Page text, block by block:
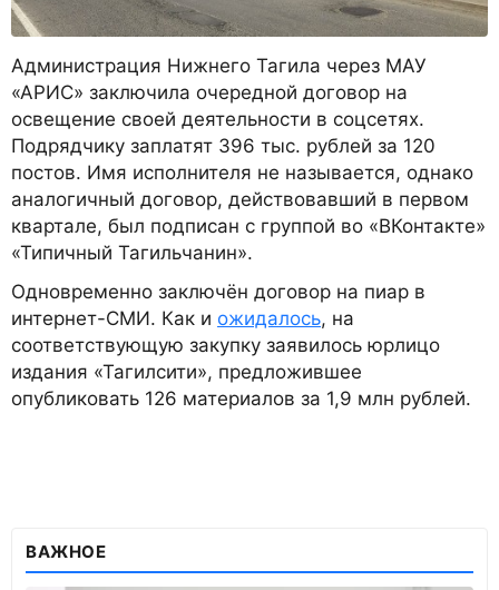
Администрация Нижнего Тагила через МАУ
«АРИС» заключила очередной договор на
освещение своей деятельности в соцсетях.
Подрядчику заплатят 396 тыс. рублей за 120
постов. Имя исполнителя не называется, однако
аналогичный договор, действовавший в первом
квартале, был подписан с группой во «ВКонтакте»
«Типичный Тагильчанин».
Одновременно заключён договор на пиар в
интернет-СМИ. Как и ожидалось, на
соответствующую закупку заявилось юрлицо
издания «Тагилсити», предложившее
опубликовать 126 материалов за 1,9 млн рублей.
ВАЖНОЕ